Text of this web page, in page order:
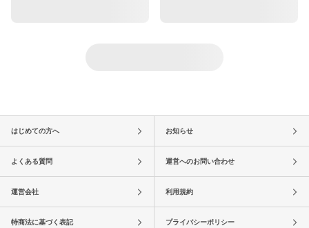
はじめての方へ お知らせ
よくある質問 運営へのお問い合わせ
運営会社 利用規約
特商法に基づく表記 プライバシーポリシー